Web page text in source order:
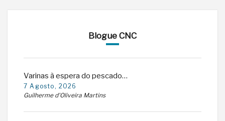
Blogue CNC
Varinas à espera do pescado…
7 Agosto, 2026
Guilherme d'Oliveira Martins